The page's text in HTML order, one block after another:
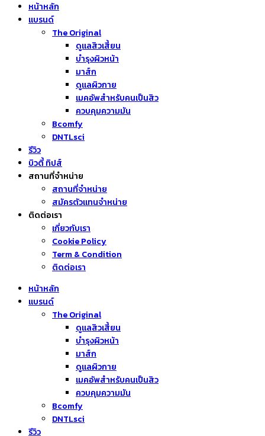
หน้าหลัก
แบรนด์
The Original
ดูแลสิวเสี้ยน
บำรุงผิวหน้า
มาส์ก
ดูแลผิวกาย
เมคอัพสำหรับคนเป็นสิว
ควบคุมความมัน
Bcomfy
DNTLsci
รีวิว
บิวตี้ ทิปส์
สถานที่จำหน่าย
สถานที่จำหน่าย
สมัครตัวแทนจำหน่าย
ติดต่อเรา
เกี่ยวกับเรา
Cookie Policy
Term & Condition
ติดต่อเรา
หน้าหลัก
แบรนด์
The Original
ดูแลสิวเสี้ยน
บำรุงผิวหน้า
มาส์ก
ดูแลผิวกาย
เมคอัพสำหรับคนเป็นสิว
ควบคุมความมัน
Bcomfy
DNTLsci
รีวิว